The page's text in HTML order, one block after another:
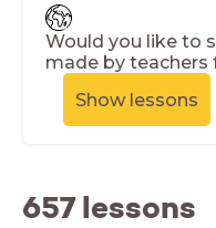
Would you like to
made by
Show lessons
657 lessons